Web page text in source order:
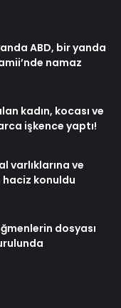
ABD, bir yanda
namaz
kadın, kocası ve
işkence yaptı!
varlıklarına ve
haciz konuldu
dosyası